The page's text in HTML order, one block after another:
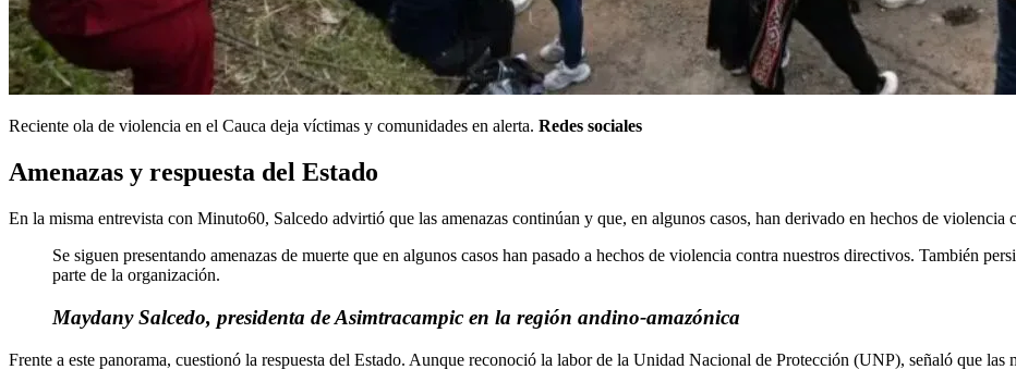
Reciente ola de violencia en el Cauca deja víctimas y comunidades en alerta. Redes sociales
Amenazas y respuesta del Estado
En la misma entrevista con Minuto60, Salcedo advirtió que las amenazas continúan y que, en algunos casos, han derivado en hechos de violencia
Se siguen presentando amenazas de muerte que en algunos casos han pasado a hechos de violencia contra nuestros directivos. También
parte de la organización.
Maydany Salcedo, presidenta de Asimtracampic en la región andino-amazónica
Frente a este panorama, cuestionó la respuesta del Estado. Aunque reconoció la labor de la Unidad Nacional de Protección (UNP), señaló que las